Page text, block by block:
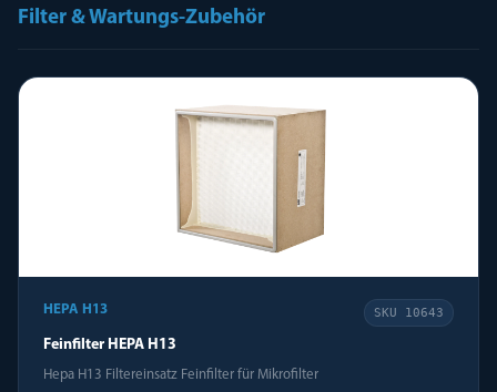
Filter & Wartungs-Zubehör
HEPA H13 SKU 10643
Feinfilter HEPA H13
Hepa H13 Filtereinsatz Feinfilter für Mikrofilter